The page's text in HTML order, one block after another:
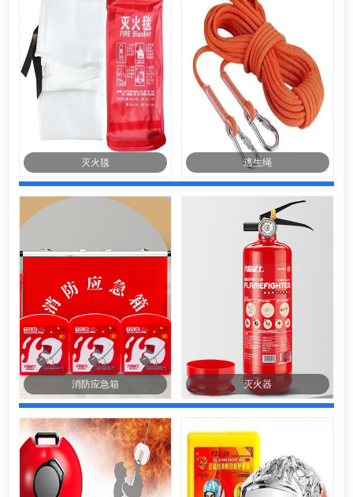
灭火毯 逃生绳
消防应急箱 灭火器